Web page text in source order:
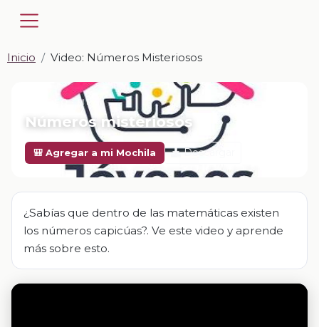
Inicio Video: Números Misteriosos
📎 VIDEO · MP4
Números misteriosos
🎒 Agregar a mi Mochila Descargar
¿Sabías que dentro de las matemáticas existen
los números capicúas?. Ve este video y aprende
más sobre esto.